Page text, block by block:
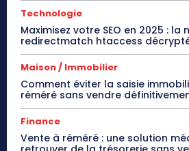
Technologie
Maximisez votre SEO en 2025 : la
redirectmatch htaccess
Maison / Immobilier
Comment éviter la saisie
réméré sans vendre
Finance
Vente à réméré : une solution